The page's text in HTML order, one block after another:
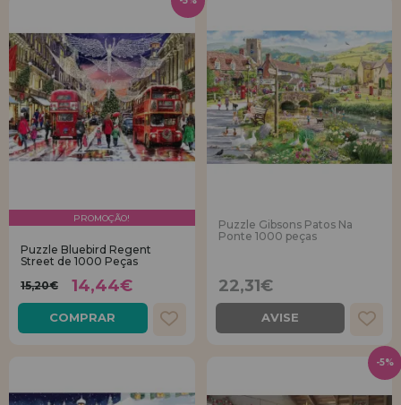
PROMOÇÃO!
Puzzle Bluebird Regent
Street de 1000 Peças
15,20€
14,44€
COMPRAR
Puzzle Gibsons Patos Na
Ponte 1000 peças
22,31€
AVISE
-5%